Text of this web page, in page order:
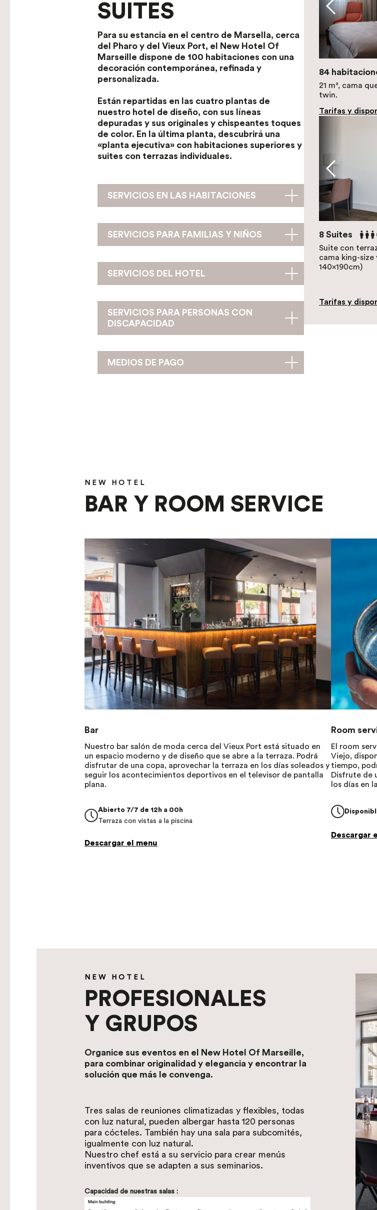
SUITES
Para su estancia en el centro de Marsella, cerca
del Pharo y del Vieux Port, el New Hotel Of
Marseille dispone de 100 habitaciones con una
decoración contemporánea, refinada y
personalizada.
Están repartidas en las cuatro plantas de
nuestro hotel de diseño, con sus líneas
depuradas y sus originales y chispeantes toques
de color. En la última planta, descubrirá una
«planta ejecutiva» con habitaciones superiores y
suites con terrazas individuales.
SERVICIOS EN LAS HABITACIONES
SERVICIOS PARA FAMILIAS Y NIÑOS
SERVICIOS DEL HOTEL
SERVICIOS PARA PERSONAS CON
DISCAPACIDAD
MEDIOS DE PAGO
84
21 m², cama
twin.
Tarifas y
8 Suites
Suite con
cama king-size
140x190cm)
Tarifas y
NEW HOTEL
BAR Y ROOM SERVICE
Bar
Nuestro bar salón de moda cerca del Vieux Port está situado en
un espacio moderno y de diseño que se abre a la terraza. Podrá
disfrutar de una copa, aprovechar la terraza en los días soleados y
seguir los acontecimientos deportivos en el televisor de pantalla
plana.
Abierto 7/7 de 12h a 00h
Terraza con vistas a la piscina
Descargar el menu
Room
El room
Viejo,
tiempo,
Disfrute de
los días en
Descargar
NEW HOTEL
PROFESIONALES
Y GRUPOS
Organice sus eventos en el New Hotel Of Marseille,
para combinar originalidad y elegancia y encontrar la
solución que más le convenga.
Tres salas de reuniones climatizadas y flexibles, todas
con luz natural, pueden albergar hasta 120 personas
para cócteles. También hay una sala para subcomités,
igualmente con luz natural.
Nuestro chef está a su servicio para crear menús
inventivos que se adapten a sus seminarios.
Capacidad de nuestras salas :